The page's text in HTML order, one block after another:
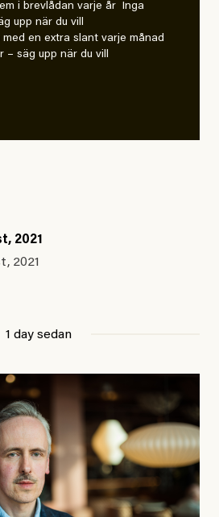
i brevlådan varje år Inga
upp när du vill
en extra slant varje månad
– säg upp när du vill
2021
2021
1 day sedan